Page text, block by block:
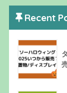
Recent